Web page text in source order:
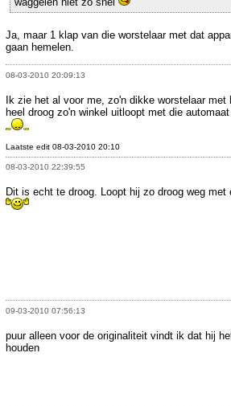
Ja, maar 1 klap van die worstelaar met dat
gaan hemelen.
08-03-2010 20:09:13
Ik zie het al voor me, zo'n dikke worstelaar met
heel droog zo'n winkel uitloopt met die
Laatste edit 08-03-2010 20:10
08-03-2010 22:39:55
Dit is echt te droog. Loopt hij zo droog weg met
09-03-2010 07:56:13
puur alleen voor de originaliteit vindt ik dat hij
houden